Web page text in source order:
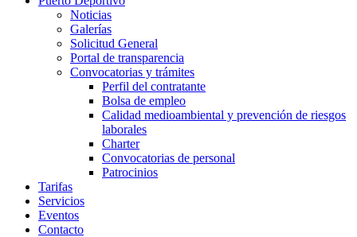
Noticias
Galerías
Solicitud General
Portal de transparencia
Convocatorias y trámites
Perfil del contratante
Bolsa de empleo
Calidad medioambiental y prevención de riesgos
laborales
Charter
Convocatorias de personal
Patrocinios
Tarifas
Servicios
Eventos
Contacto